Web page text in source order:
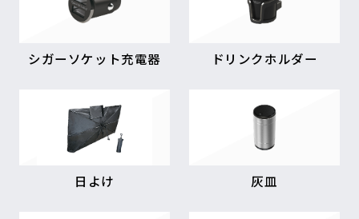
シガーソケット充電器 ドリンクホルダー
日よけ 灰皿